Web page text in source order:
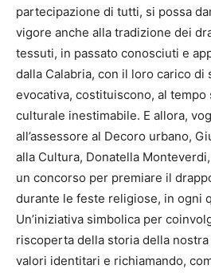
partecipazione di tutti, si possa
vigore anche alla tradizione dei
tessuti, in passato conosciuti e
dalla Calabria, con il loro carico
evocativa, costituiscono, al
culturale inestimabile. E allora,
all’assessore al Decoro urbano,
alla Cultura, Donatella
un concorso per premiare il
durante le feste religiose, in ogni
Un’iniziativa simbolica per
riscoperta della storia della
valori identitari e richiamando,